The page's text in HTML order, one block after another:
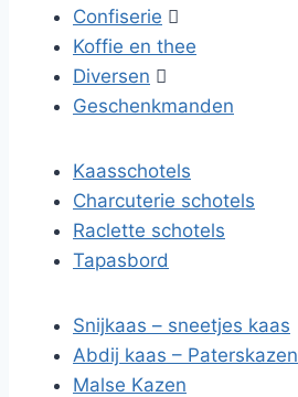
Confiserie 
Koffie en thee
Diversen 
Geschenkmanden
Kaasschotels
Charcuterie schotels
Raclette schotels
Tapasbord
Snijkaas – sneetjes kaas
Abdij kaas – Paterskazen
Malse Kazen